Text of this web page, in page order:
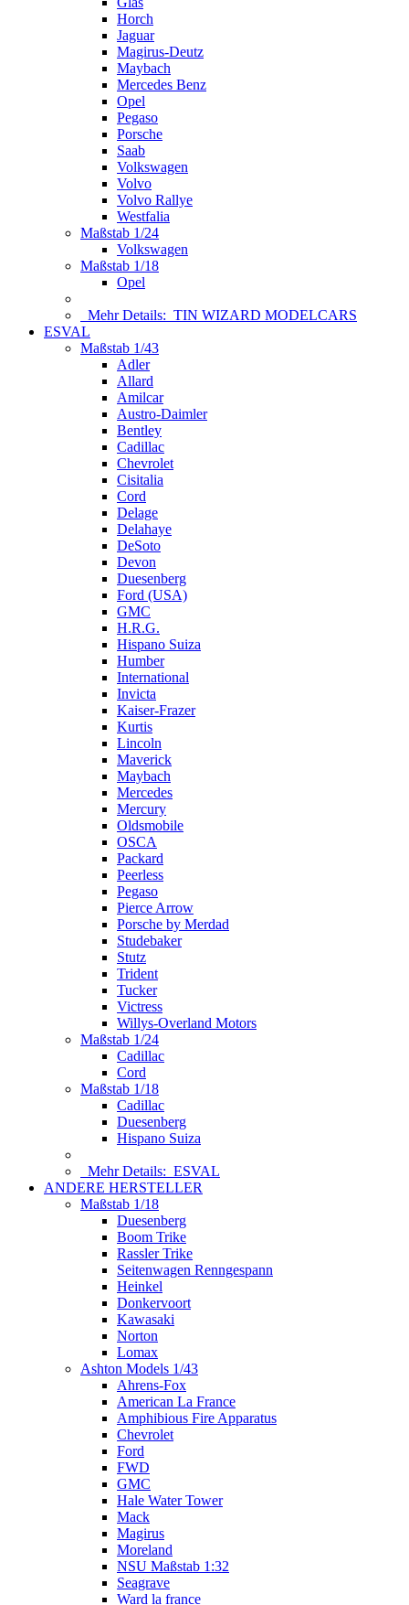
Horch
Jaguar
Magirus-Deutz
Maybach
Mercedes Benz
Opel
Pegaso
Porsche
Saab
Volkswagen
Volvo
Volvo Rallye
Westfalia
Maßstab 1/24
Volkswagen
Maßstab 1/18
Opel
Mehr Details: TIN WIZARD MODELCARS
ESVAL
Maßstab 1/43
Adler
Allard
Amilcar
Austro-Daimler
Bentley
Cadillac
Chevrolet
Cisitalia
Cord
Delage
Delahaye
DeSoto
Devon
Duesenberg
Ford (USA)
GMC
H.R.G.
Hispano Suiza
Humber
International
Invicta
Kaiser-Frazer
Kurtis
Lincoln
Maverick
Maybach
Mercedes
Mercury
Oldsmobile
OSCA
Packard
Peerless
Pegaso
Pierce Arrow
Porsche by Merdad
Studebaker
Stutz
Trident
Tucker
Victress
Willys-Overland Motors
Maßstab 1/24
Cadillac
Cord
Maßstab 1/18
Cadillac
Duesenberg
Hispano Suiza
Mehr Details: ESVAL
ANDERE HERSTELLER
Maßstab 1/18
Duesenberg
Boom Trike
Rassler Trike
Seitenwagen Renngespann
Heinkel
Donkervoort
Kawasaki
Norton
Lomax
Ashton Models 1/43
Ahrens-Fox
American La France
Amphibious Fire Apparatus
Chevrolet
Ford
FWD
GMC
Hale Water Tower
Mack
Magirus
Moreland
NSU Maßstab 1:32
Seagrave
Ward la france